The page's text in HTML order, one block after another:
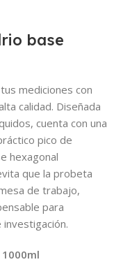
base
mediciones con
calidad. Diseñada
cuenta con una
pico de
hexagonal
que la probeta
de trabajo,
para